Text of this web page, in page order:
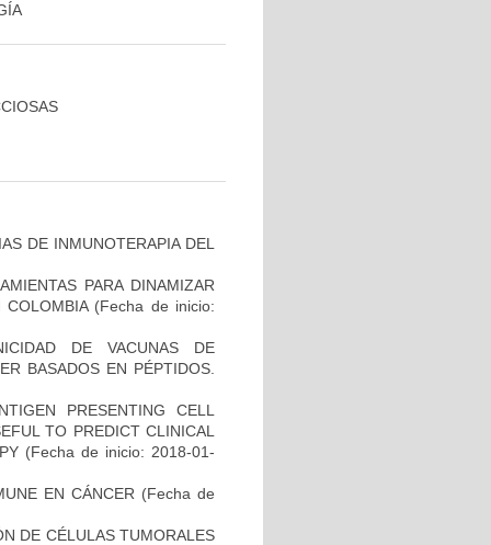
DE INMUNOTERAPIA DEL
PARA DINAMIZAR
COLOMBIA(Fecha de inicio:
DE VACUNAS DE
BASADOS EN PÉPTIDOS.
PRESENTING CELL
TO PREDICT CLINICAL
(Fecha de inicio: 2018-01-
EN CÁNCER (Fecha de
DE CÉLULAS TUMORALES